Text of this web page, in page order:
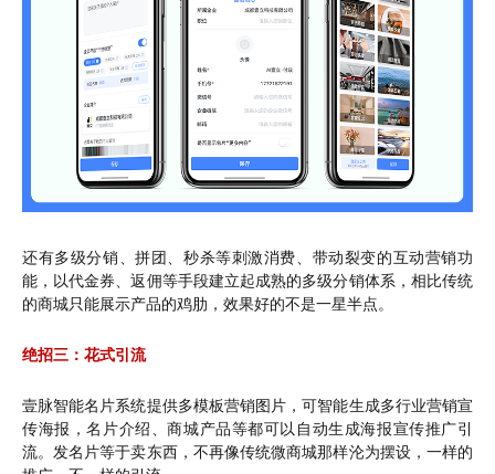
还有多级分销、拼团、秒杀等刺激消费、带动裂变的互动营销功
能，以代金券、返佣等手段建立起成熟的多级分销体系，相比传统
的商城只能展示产品的鸡肋，效果好的不是一星半点。
绝招三：花式引流
壹脉智能名片系统提供多模板营销图片，可智能生成多行业营销宣
传海报，名片介绍、商城产品等都可以自动生成海报宣传推广引
流。发名片等于卖东西，不再像传统微商城那样沦为摆设，一样的